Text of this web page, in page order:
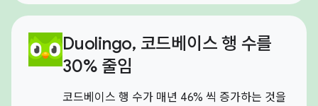
Duolingo, 코드베이스 행 수를
30% 줄임
코드베이스 행 수가 매년 46% 씩 증가하는 것을